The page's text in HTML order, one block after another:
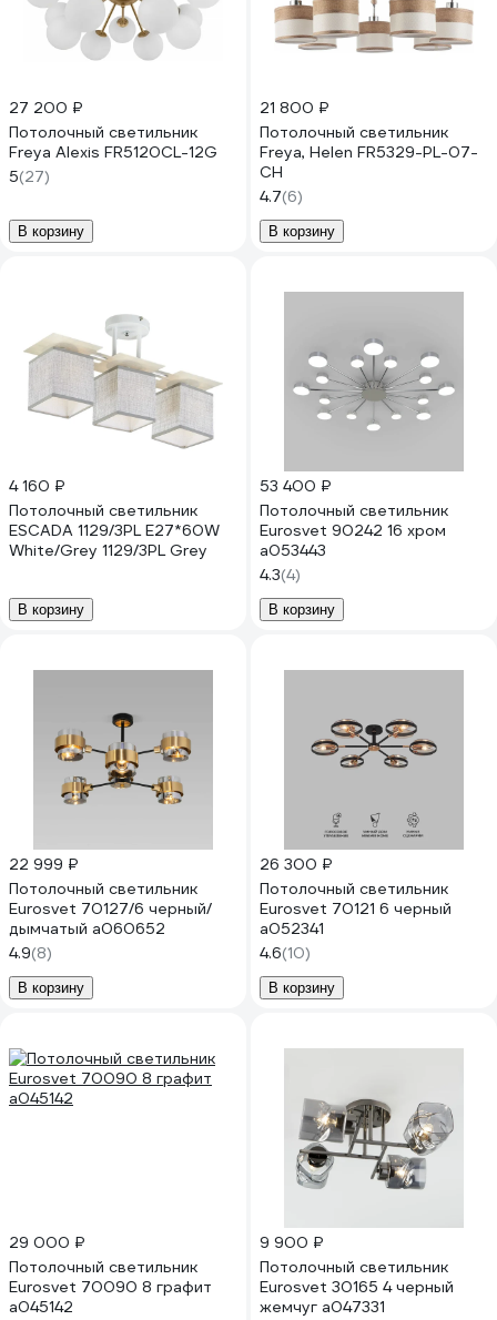
27 200 ₽
Потолочный светильник
Freya Alexis FR5120CL-12G
5(27)
В корзину
21 800 ₽
Потолочный светильник
Freya, Helen FR5329-PL-07-
CH
4.7(6)
В корзину
4 160 ₽
Потолочный светильник
ESCADA 1129/3PL E27*60W
White/Grey 1129/3PL Grey
В корзину
53 400 ₽
Потолочный светильник
Eurosvet 90242 16 хром
a053443
4.3(4)
В корзину
22 999 ₽
Потолочный светильник
Eurosvet 70127/6 черный/
дымчатый a060652
4.9(8)
В корзину
26 300 ₽
Потолочный светильник
Eurosvet 70121 6 черный
a052341
4.6(10)
В корзину
29 000 ₽
Потолочный светильник
Eurosvet 70090 8 графит
a045142
9 900 ₽
Потолочный светильник
Eurosvet 30165 4 черный
жемчуг a047331